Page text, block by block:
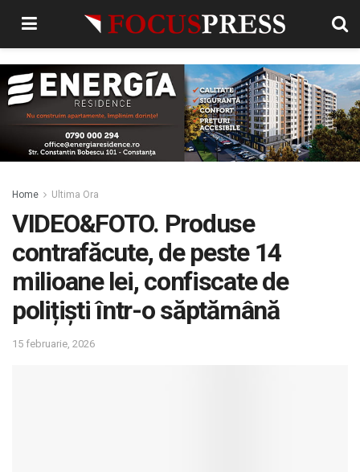
Home Ultima Ora
VIDEO&FOTO. Produse
contrafăcute, de peste 14
milioane lei, confiscate de
polițiști într-o săptămână
15 februarie, 2026